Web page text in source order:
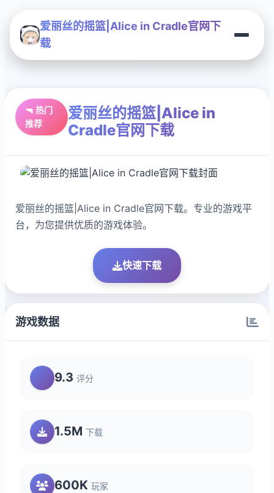
爱丽丝的摇篮|Alice in Cradle官网下
载
🔫 热门
推荐
爱丽丝的摇篮|Alice in
Cradle官网下载
爱丽丝的摇篮|Alice in Cradle官网下载。专业的游戏平
台，为您提供优质的游戏体验。
快速下载
游戏数据
9.3 评分
1.5M 下载
600K 玩家